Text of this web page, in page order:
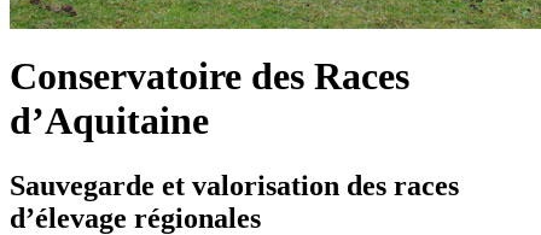
Conservatoire des Races
d’Aquitaine
Sauvegarde et valorisation des races
d’élevage régionales